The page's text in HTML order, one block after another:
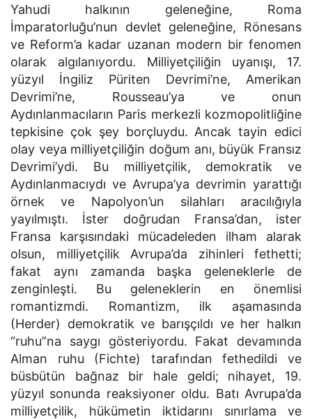
Yahudi halkının geleneğine, Roma
İmparatorluğu’nun devlet geleneğine, Rönesans
ve Reform’a kadar uzanan modern bir fenomen
olarak algılanıyordu. Milliyetçiliğin uyanışı, 17.
yüzyıl İngiliz Püriten Devrimi’ne, Amerikan
Devrimi’ne, Rousseau’ya ve onun
Aydınlanmacıların Paris merkezli kozmopolitliğine
tepkisine çok şey borçluydu. Ancak tayin edici
olay veya milliyetçiliğin doğum anı, büyük Fransız
Devrimi’ydi. Bu milliyetçilik, demokratik ve
Aydınlanmacıydı ve Avrupa’ya devrimin yarattığı
örnek ve Napolyon’un silahları aracılığıyla
yayılmıştı. İster doğrudan Fransa’dan, ister
Fransa karşısındaki mücadeleden ilham alarak
olsun, milliyetçilik Avrupa’da zihinleri fethetti;
fakat aynı zamanda başka geleneklerle de
zenginleşti. Bu geleneklerin en önemlisi
romantizmdi. Romantizm, ilk aşamasında
(Herder) demokratik ve barışçıldı ve her halkın
“ruhu”na saygı gösteriyordu. Fakat devamında
Alman ruhu (Fichte) tarafından fethedildi ve
büsbütün bağnaz bir hale geldi; nihayet, 19.
yüzyıl sonunda reaksiyoner oldu. Batı Avrupa’da
milliyetçilik, hükümetin iktidarını sınırlama ve